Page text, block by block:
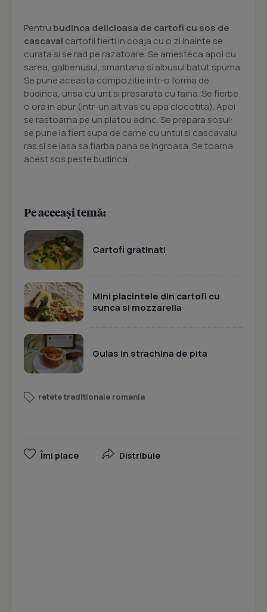
Pentru budinca delicioasa de cartofi cu sos de
cascaval cartofii fierti in coaja cu o zi inainte se
curata si se rad pe razatoare. Se amesteca apoi cu
sarea, galbenusul, smantana si albusul batut spuma.
Se pune aceasta compozitie intr-o forma de
budinca, unsa cu unt si presarata cu faina. Se fierbe
o ora in abur (intr-un alt vas cu apa clocotita). Apoi
se rastoarna pe un platou adinc. Se prepara sosul:
se pune la fiert supa de carne cu untul si cascavalul
ras si se lasa sa fiarba pana se ingroasa. Se toarna
acest sos peste budinca.
Pe aceeași temă:
Cartofi gratinati
Mini placintele din cartofi cu
sunca si mozzarella
Gulas in strachina de pita
retete traditionale romania
Îmi place Distribuie